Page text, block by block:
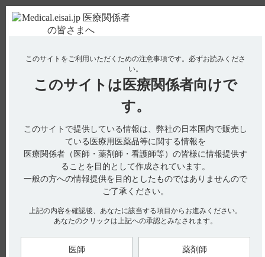
使用期限検索 Drug Information
No : 3289
【ハラヴェン・手術不能又は再発乳癌】 末梢神
経障害（末梢性ニューロパチー）の副作用につい
て教えてください。
【ハラヴェン・手術不能又は再発乳癌】
末梢神経障害（末梢性ニューロパチー）の副作用について教え
てください。
電子添文には末梢神経障害の副作用（疾患共通）について以下
の記載があります。
このサイトをご利用いただくための注意事項です。 必ずお読みくださ
い。
このサイトは 医療関係者向けで
す。
このサイトで提供している情報は、弊社の日本国内で販売し
ている医療用医薬品等に関する情報を
医療関係者（医師・薬剤師・看護師等）の皆様に情報提供す
ることを目的として作成されています。
一般の方への情報提供を目的としたものではありませんので
ご了承ください。
上記の内容を確認後、あなたに該当する項目からお進みください。
あなたのクリックは上記への承認とみなされます。
医師 薬剤師